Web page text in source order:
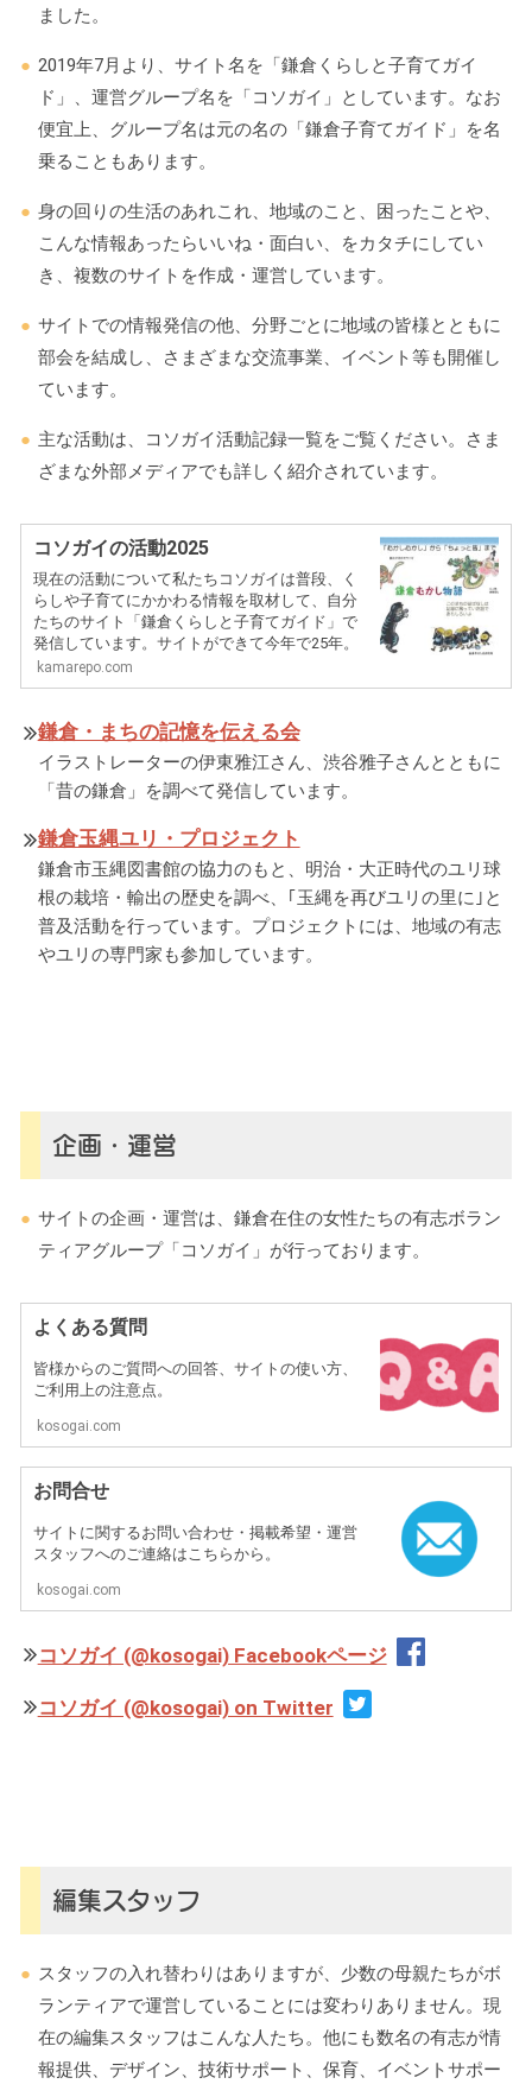
ました。
2019年7月より、サイト名を「鎌倉くらしと子育てガイ
ド」、運営グループ名を「コソガイ」としています。なお
便宜上、グループ名は元の名の「鎌倉子育てガイド」を名
乗ることもあります。
身の回りの生活のあれこれ、地域のこと、困ったことや、
こんな情報あったらいいね・面白い、をカタチにしてい
き、複数のサイトを作成・運営しています。
サイトでの情報発信の他、分野ごとに地域の皆様とともに
部会を結成し、さまざまな交流事業、イベント等も開催し
ています。
主な活動は、コソガイ活動記録一覧をご覧ください。さま
ざまな外部メディアでも詳しく紹介されています。
コソガイの活動2025
現在の活動について私たちコソガイは普段、く
らしや子育てにかかわる情報を取材して、自分
たちのサイト「鎌倉くらしと子育てガイド」で
発信しています。サイトができて今年で25年。
約80の記事コンテンツに約1,300件のお店や施
設の情報を掲載…
kamarepo.com
鎌倉・まちの記憶を伝える会
イラストレーターの伊東雅江さん、渋谷雅子さんとともに
「昔の鎌倉」を調べて発信しています。
鎌倉玉縄ユリ・プロジェクト
鎌倉市玉縄図書館の協力のもと、明治・大正時代のユリ球
根の栽培・輸出の歴史を調べ、｢玉縄を再びユリの里に｣と
普及活動を行っています。プロジェクトには、地域の有志
やユリの専門家も参加しています。
企画・運営
サイトの企画・運営は、鎌倉在住の女性たちの有志ボラン
ティアグループ「コソガイ」が行っております。
よくある質問
皆様からのご質問への回答、サイトの使い方、
ご利用上の注意点。
kosogai.com
お問合せ
サイトに関するお問い合わせ・掲載希望・運営
スタッフへのご連絡はこちらから。
kosogai.com
コソガイ (@kosogai) Facebookページ
コソガイ (@kosogai) on Twitter
編集スタッフ
スタッフの入れ替わりはありますが、少数の母親たちがボ
ランティアで運営していることには変わりありません。現
在の編集スタッフはこんな人たち。他にも数名の有志が情
報提供、デザイン、技術サポート、保育、イベントサポー